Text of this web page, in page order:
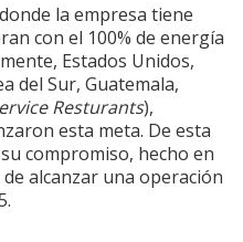
la empresa tiene
con el 100% de energía
Estados Unidos,
del Sur, Guatemala,
Resturants),
esta meta. De esta
compromiso, hecho en
alcanzar una operación